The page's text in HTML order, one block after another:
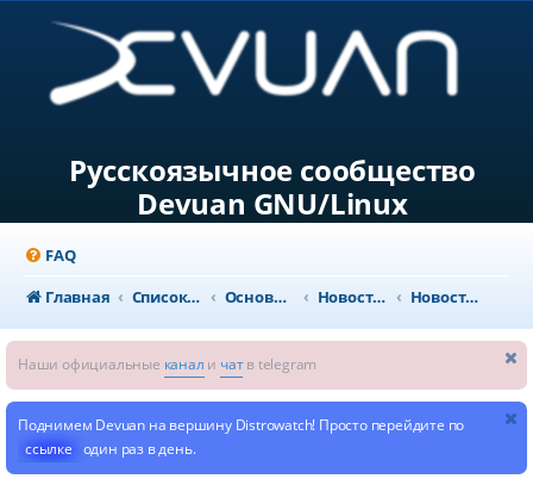
Русскоязычное сообщество
Devuan GNU/Linux
FAQ
Главная
Список форумов Основной раздел Новости и объявления Новости из мира GNU/Linux
Наши официальные канал и чатв telegram
Поднимем Devuan на вершину Distrowatch! Просто перейдите по
ссылке один раз в день.